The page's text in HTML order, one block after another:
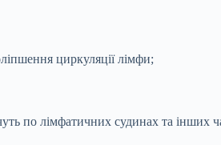
циркуляції лімфи;
по лімфатичних судинах та інших